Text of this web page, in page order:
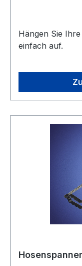
Hängen Sie
einfach auf.